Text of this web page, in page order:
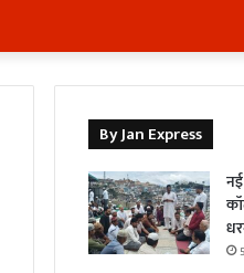
By Jan Express